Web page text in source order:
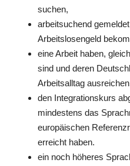
suchen,
arbeitsuchend
Arbeitslosengeld
eine Arbeit haben,
sind und deren
Arbeitsalltag
den Integrationskurs
mindestens das
europäischen
erreicht haben.
ein noch höheres